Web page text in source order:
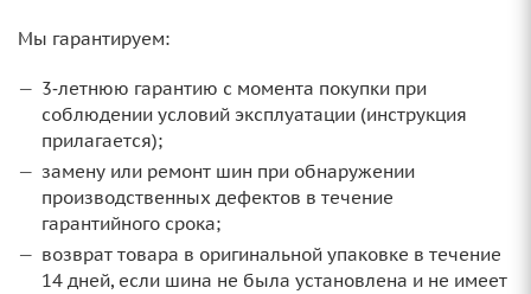
Мы гарантируем:
3‑летнюю гарантию с момента покупки при
соблюдении условий эксплуатации (инструкция
прилагается);
замену или ремонт шин при обнаружении
производственных дефектов в течение
гарантийного срока;
возврат товара в оригинальной упаковке в течение
14 дней, если шина не была установлена и не имеет